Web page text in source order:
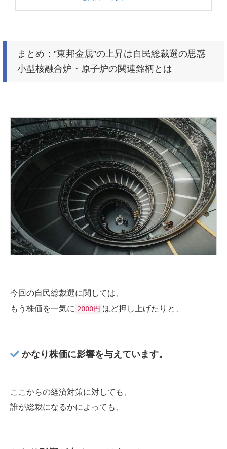
まとめ：”東邦金属”の上昇は自民総裁選の思惑
小型核融合炉・原子炉の関連銘柄とは
今回の自民総裁選に関しては、
もう株価を一気に 2000円 ほど押し上げたりと、
かなり株価に影響を与えています。
ここからの経済対策に対しても、
誰が総裁になるかによっても、